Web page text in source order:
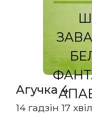
Агучка 4
14 гадзін 17